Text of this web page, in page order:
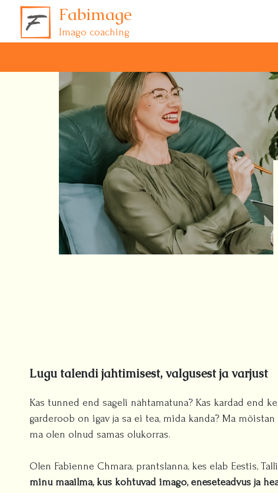
Fabimage
Imago coaching
Lugu talendi jahtimisest, valgusest ja varjust
Kas tunned end sageli nähtamatuna? Kas kardad end
garderoob on igav ja sa ei tea, mida kanda? Ma
ma olen olnud samas olukorras.
Olen Fabienne Chmara, prantslanna, kes elab Eestis,
minu maailma, kus kohtuvad imago, eneseteadvus ja